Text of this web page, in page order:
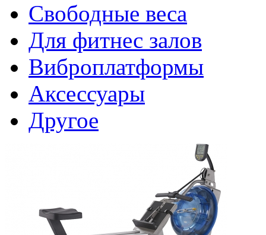
Свободные веса
Для фитнес залов
Виброплатформы
Аксессуары
Другое